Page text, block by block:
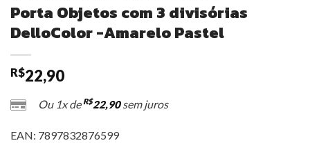
Porta Objetos com 3 divisórias
DelloColor -Amarelo Pastel
R$22,90
Ou 1x de R$22,90sem juros
EAN: 7897832876599